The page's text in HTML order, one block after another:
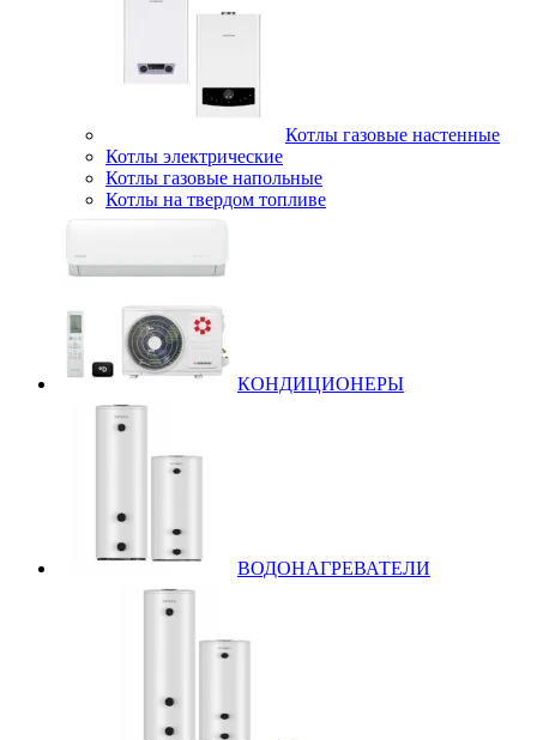
Котлы газовые настенные
Котлы электрические
Котлы газовые напольные
Котлы на твердом топливе
КОНДИЦИОНЕРЫ
ВОДОНАГРЕВАТЕЛИ